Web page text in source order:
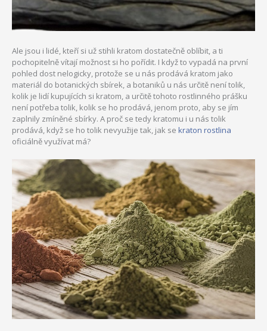
Ale jsou i lidé, kteří si už stihli kratom dostatečně oblíbit, a ti
pochopitelně vítají možnost si ho pořídit. I když to vypadá na první
pohled dost nelogicky, protože se u nás prodává kratom jako
materiál do botanických sbírek, a botaniků u nás určitě není tolik,
kolik je lidí kupujících si kratom, a určitě tohoto rostlinného prášku
není potřeba tolik, kolik se ho prodává, jenom proto, aby se jím
zaplnily zmíněné sbírky. A proč se tedy kratomu i u nás tolik
prodává, když se ho tolik nevyužije tak, jak se kraton rostlina
oficiálně využívat má?